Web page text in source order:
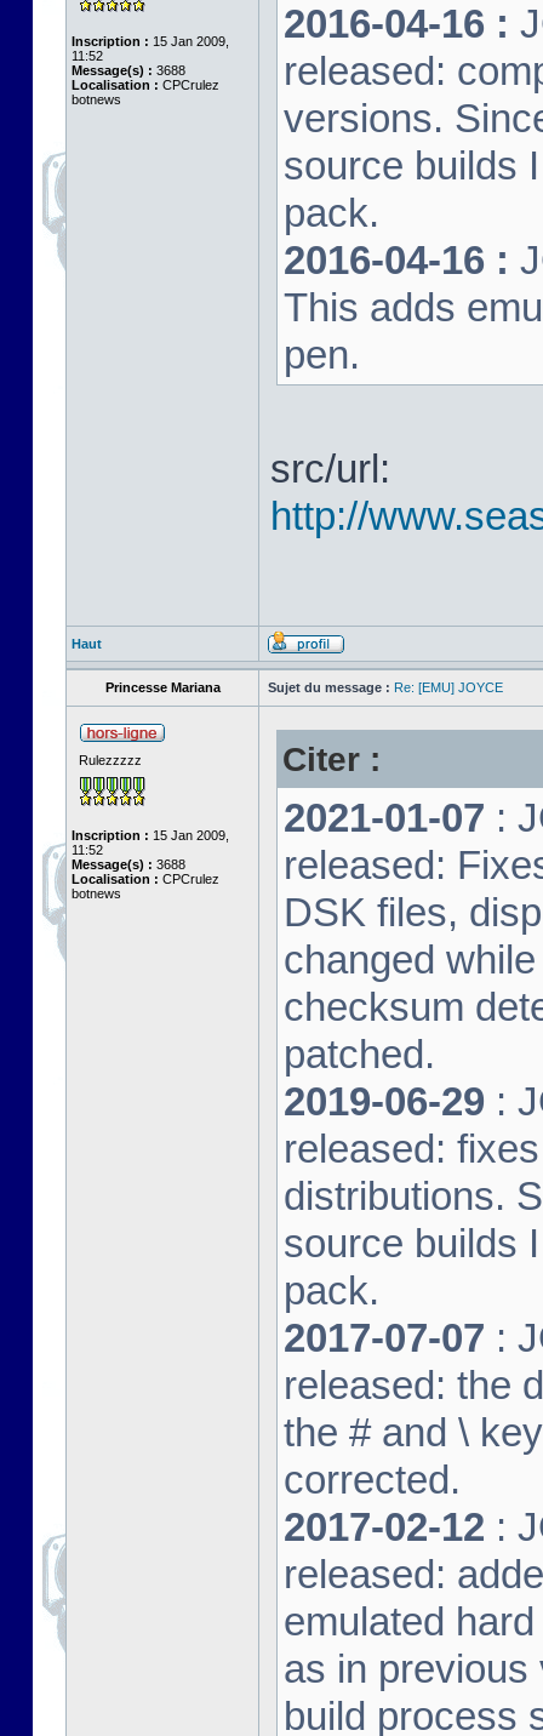
Inscription : 15 Jan 2009,
11:52
Message(s) : 3688
Localisation : CPCrulez
botnews
2016-04-16 :
released:
versions.
source builds
pack.
2016-04-16 :
This adds
pen.
src/url:
http://
Haut
Princesse Mariana Sujet du message : Re: [EMU] JOYCE
Rulezzzzz
Inscription : 15 Jan 2009,
11:52
Message(s) : 3688
Localisation : CPCrulez
botnews
Citer :
2021-01-07 :
released:
DSK files,
changed
checksum
patched.
2019-06-29 :
released:
distributions.
source builds
pack.
2017-07-07 :
released: the
the # and \
corrected.
2017-02-12 :
released:
emulated
as in previous
build process